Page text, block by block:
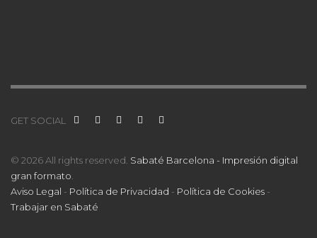
GET SOCIAL
© 2026 All rights reserved.